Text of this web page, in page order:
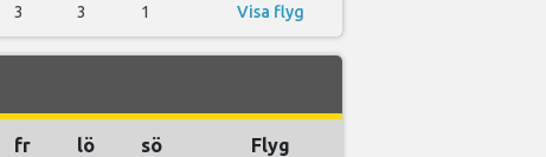
3 3 1 Visa flyg
fr lö sö Flyg